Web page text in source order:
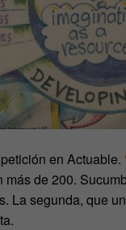
en Actuable.
más de 200.
La segunda, que